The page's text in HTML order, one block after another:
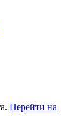
Перейти на